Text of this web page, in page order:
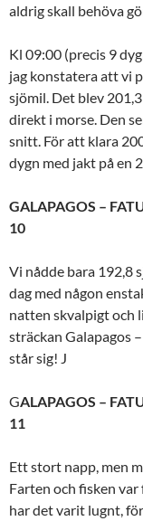
aldrig skall behöva
Kl 09:00 (precis 9
jag konstatera att vi
sjömil. Det blev
direkt i morse. Den
snitt. För att klara
dygn med jakt på en
GALAPAGOS –
10
Vi nådde bara 192,8
dag med någon
natten skvalpigt och
sträckan Galapagos
står sig! J
GALAPAGOS –
11
Ett stort napp, men
Farten och fisken var
har det varit lugnt,